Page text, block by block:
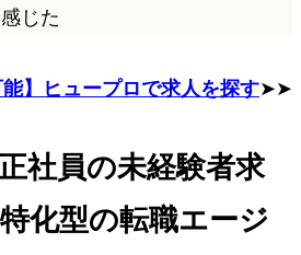
じた
能】ヒュープロで求人を探す➤➤
社員の未経験者求
化型の転職エージ